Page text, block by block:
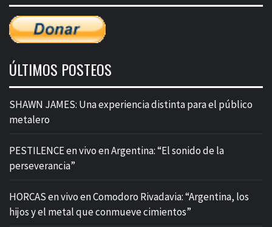
ÚLTIMOS POSTEOS
SHAWN JAMES: Una experiencia distinta para el público
metalero
PESTILENCE en vivo en Argentina: “El sonido de la
perseverancia”
HORCAS en vivo en Comodoro Rivadavia: “Argentina, los
hijos y el metal que conmueve cimientos”